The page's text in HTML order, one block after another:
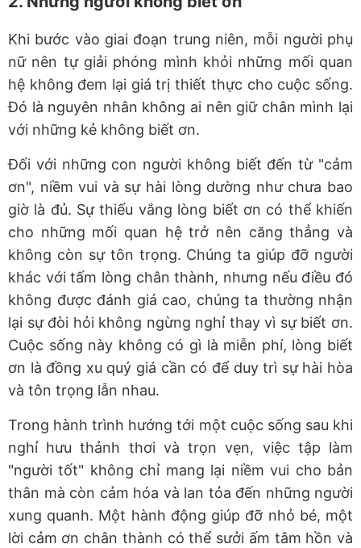
Khi bước vào giai đoạn trung niên, mỗi người phụ
nữ nên tự giải phóng mình khỏi những mối quan
hệ không đem lại giá trị thiết thực cho cuộc sống.
Đó là nguyên nhân không ai nên giữ chân mình lại
với những kẻ không biết ơn.
Đối với những con người không biết đến từ "cảm
ơn", niềm vui và sự hài lòng dường như chưa bao
giờ là đủ. Sự thiếu vắng lòng biết ơn có thể khiến
cho những mối quan hệ trở nên căng thẳng và
không còn sự tôn trọng. Chúng ta giúp đỡ người
khác với tấm lòng chân thành, nhưng nếu điều đó
không được đánh giá cao, chúng ta thường nhận
lại sự đòi hỏi không ngừng nghỉ thay vì sự biết ơn.
Cuộc sống này không có gì là miễn phí, lòng biết
ơn là đồng xu quý giá cần có để duy trì sự hài hòa
và tôn trọng lẫn nhau.
Trong hành trình hướng tới một cuộc sống sau khi
nghỉ hưu thảnh thơi và trọn vẹn, việc tập làm
"người tốt" không chỉ mang lại niềm vui cho bản
thân mà còn cảm hóa và lan tỏa đến những người
xung quanh. Một hành động giúp đỡ nhỏ bé, một
lời cảm ơn chân thành có thể sưởi ấm tâm hồn và